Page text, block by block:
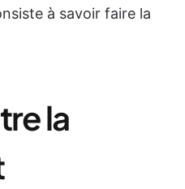
à savoir faire la
la